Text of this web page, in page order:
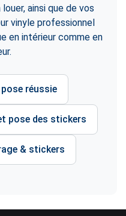
ainsi que de vos
vinyle professionnel
en intérieur comme en
réussie
pose des stickers
& stickers